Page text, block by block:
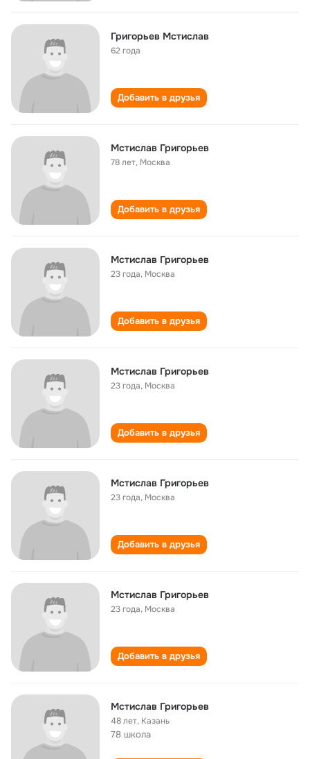
Григорьев Мстислав
62 года
Добавить в друзья
Мстислав Григорьев
78 лет, Москва
Добавить в друзья
Мстислав Григорьев
23 года, Москва
Добавить в друзья
Мстислав Григорьев
23 года, Москва
Добавить в друзья
Мстислав Григорьев
23 года, Москва
Добавить в друзья
Мстислав Григорьев
23 года, Москва
Добавить в друзья
Мстислав Григорьев
48 лет, Казань
78 школа